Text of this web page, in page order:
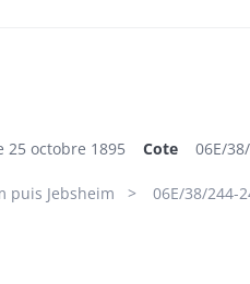
25 octobre 1895 Cote 06E/
puis Jebsheim 06E/38/244-